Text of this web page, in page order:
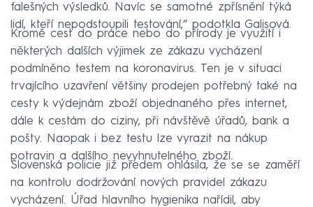
falešných výsledků. Navíc se samotné zpřísnění týká
lidí, kteří nepodstoupili testování,“ podotkla Galisová.
Kromě cest do práce nebo do přírody je využití i
některých dalších výjimek ze zákazu vycházení
podmíněno testem na koronavirus. Ten je v situaci
trvajícího uzavření většiny prodejen potřebný také na
cesty k výdejnám zboží objednaného přes internet,
dále k cestám do ciziny, při návštěvě úřadů, bank a
pošty. Naopak i bez testu lze vyrazit na nákup
potravin a dalšího nevyhnutelného zboží.
Slovenská policie již předem ohlásila, že se se zaměří
na kontrolu dodržování nových pravidel zákazu
vycházení. Úřad hlavního hygienika nařídil, aby